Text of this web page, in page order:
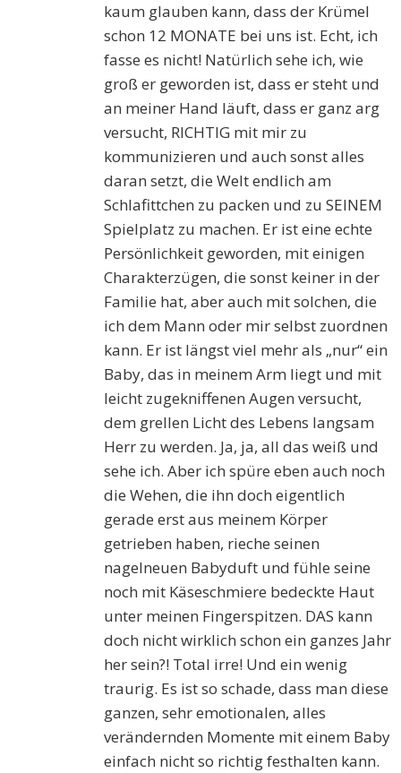
kaum glauben kann, dass der Krümel
schon 12 MONATE bei uns ist. Echt, ich
fasse es nicht! Natürlich sehe ich, wie
groß er geworden ist, dass er steht und
an meiner Hand läuft, dass er ganz arg
versucht, RICHTIG mit mir zu
kommunizieren und auch sonst alles
daran setzt, die Welt endlich am
Schlafittchen zu packen und zu SEINEM
Spielplatz zu machen. Er ist eine echte
Persönlichkeit geworden, mit einigen
Charakterzügen, die sonst keiner in der
Familie hat, aber auch mit solchen, die
ich dem Mann oder mir selbst zuordnen
kann. Er ist längst viel mehr als „nur“ ein
Baby, das in meinem Arm liegt und mit
leicht zugekniffenen Augen versucht,
dem grellen Licht des Lebens langsam
Herr zu werden. Ja, ja, all das weiß und
sehe ich. Aber ich spüre eben auch noch
die Wehen, die ihn doch eigentlich
gerade erst aus meinem Körper
getrieben haben, rieche seinen
nagelneuen Babyduft und fühle seine
noch mit Käseschmiere bedeckte Haut
unter meinen Fingerspitzen. DAS kann
doch nicht wirklich schon ein ganzes Jahr
her sein?! Total irre! Und ein wenig
traurig. Es ist so schade, dass man diese
ganzen, sehr emotionalen, alles
verändernden Momente mit einem Baby
einfach nicht so richtig festhalten kann.